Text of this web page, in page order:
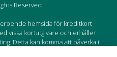
Reserved.
hemsida för kreditkort
vissa kortutgivare och erhåller
Detta kan komma att påverka i